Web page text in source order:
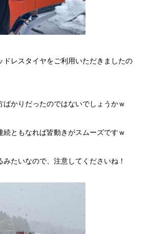
ドレスタイヤをご利用いただきましたの
ばかりだったのではないでしょうかｗ
続ともなれば皆動きがスムーズですｗ
みたいなので、注意してくださいね！